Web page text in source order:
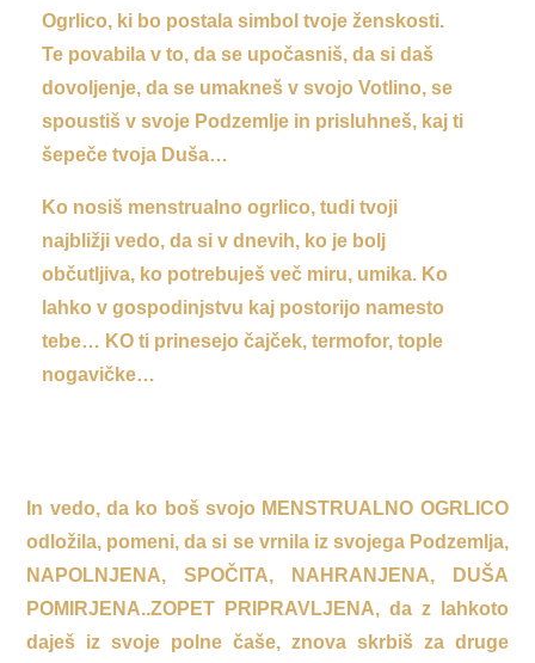
Ogrlico, ki bo postala simbol tvoje ženskosti.
Te povabila v to, da se upočasniš, da si daš
dovoljenje, da se umakneš v svojo Votlino, se
spoustiš v svoje Podzemlje in prisluhneš, kaj ti
šepeče tvoja Duša…
Ko nosiš menstrualno ogrlico, tudi tvoji
najbližji vedo, da si v dnevih, ko je bolj
občutljiva, ko potrebuješ več miru, umika. Ko
lahko v gospodinjstvu kaj postorijo namesto
tebe… KO ti prinesejo čajček, termofor, tople
nogavičke…
In vedo, da ko boš svojo MENSTRUALNO OGRLICO
odložila, pomeni, da si se vrnila iz svojega Podzemlja,
NAPOLNJENA, SPOČITA, NAHRANJENA, DUŠA
POMIRJENA..ZOPET PRIPRAVLJENA, da z lahkoto
daješ iz svoje polne čaše, znova skrbiš za druge